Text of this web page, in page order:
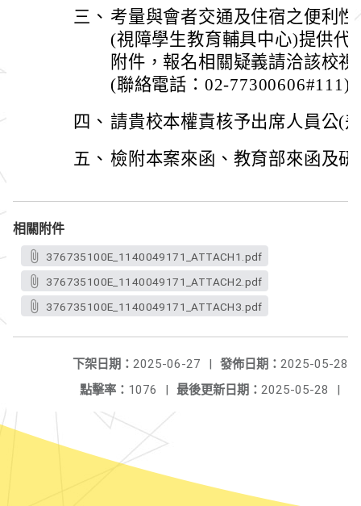
三、 考量與會者交通及住宿之便利
(視障學生教育輔具中心)提供代
附件，報名相關疑義請洽該校
(聯絡電話：02-77300606#111)
四、 請貴校本權責核予出席人員公(
五、 檢附本案來函、教育部來函及
相關附件
376735100E_1140049171_ATTACH1.pdf
376735100E_1140049171_ATTACH2.pdf
376735100E_1140049171_ATTACH3.pdf
發佈日期： 2025-05-28
下架日期： 2025-06-27
|
最後更新日期： 2025-05-28 |
點擊率： 1076 |